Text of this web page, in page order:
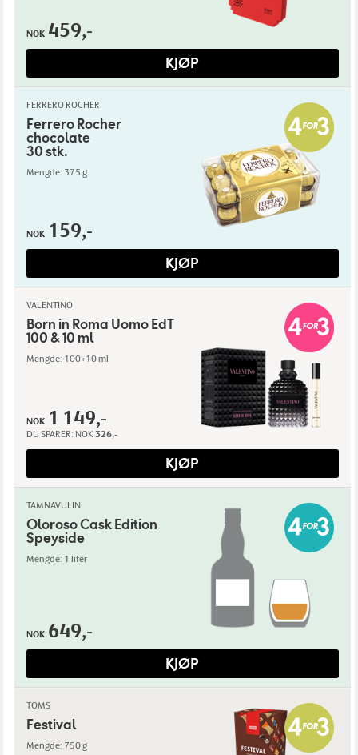
NOK 459,-
KJØP
FERRERO ROCHER
Ferrero Rocher
chocolate
30 stk.
Mengde: 375 g
NOK 159,-
KJØP
VALENTINO
Born in Roma Uomo EdT
100 & 10 ml
Mengde: 100+10 ml
NOK 1 149,-
DU SPARER: NOK 326,-
KJØP
TAMNAVULIN
Oloroso Cask Edition
Speyside
Mengde: 1 liter
NOK 649,-
KJØP
TOMS
Festival
Mengde: 750 g